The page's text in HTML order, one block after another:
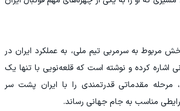
مربوط به سرمربی تیم ملی، به عملکرد ایران در
اشاره کرده و نوشته است که قلعه‌نویی با تنها یک
مسابقه، مرحله مقدماتی قدرتمندی را با ایران پشت سر
مناسب به جام جهانی رساند.